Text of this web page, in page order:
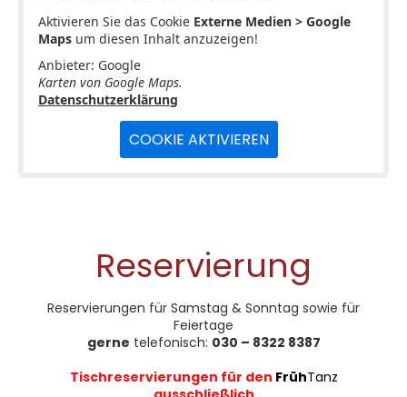
Aktivieren Sie das Cookie Externe Medien > Google
Maps um diesen Inhalt anzuzeigen!
Anbieter: Google
Karten von Google Maps.
Datenschutzerklärung
COOKIE AKTIVIEREN
Reservierung
Reservierungen für Samstag & Sonntag sowie für
Feiertage
gerne telefonisch: 030 – 8322 8387
Tischreservierungen für den FrühTanz